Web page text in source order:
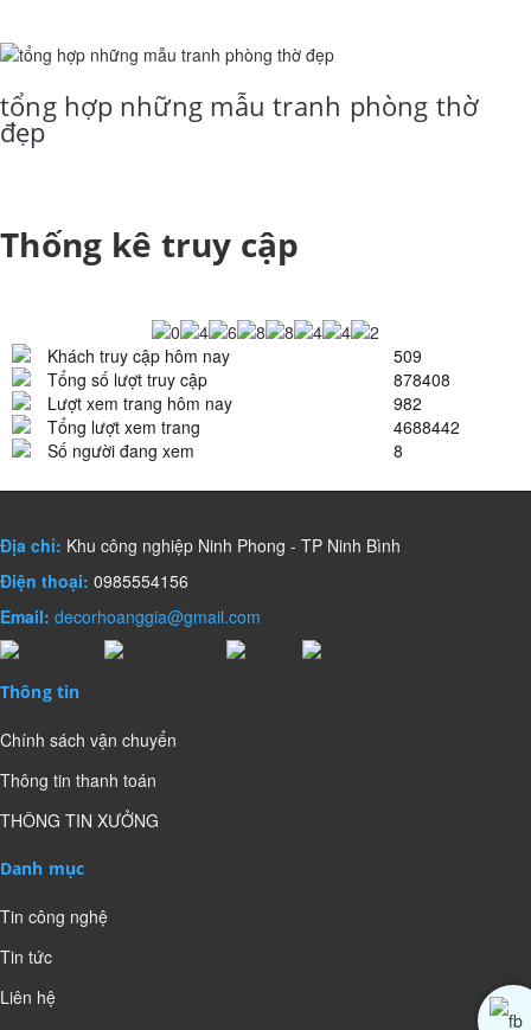
tổng hợp những mẫu tranh phòng thờ
đẹp
Thống kê truy cập
Khách truy cập hôm nay
509
Tổng số lượt truy cập
878408
Lượt xem trang hôm nay
982
Tổng lượt xem trang
4688442
Số người đang xem
8
Địa chỉ: Khu công nghiệp Ninh Phong - TP Ninh Bình
Điện thoại: 0985554156
Email: decorhoanggia@gmail.com
Thông tin
Chính sách vận chuyển
Thông tin thanh toán
THÔNG TIN XƯỞNG
Danh mục
Tin công nghệ
Tin tức
Liên hệ